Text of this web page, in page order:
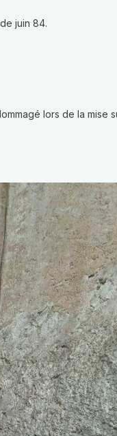
juin 84.
lors de la mise